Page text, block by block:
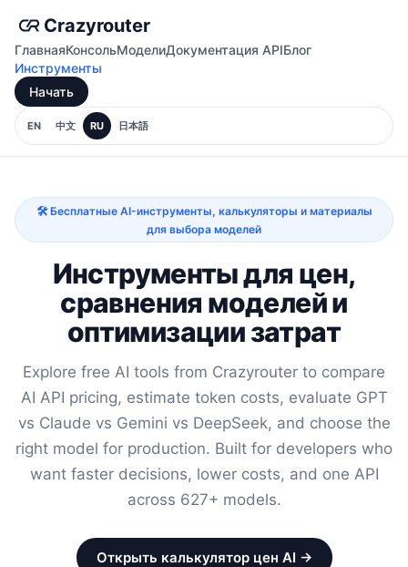
Crazyrouter
ГлавнаяКонсольМоделиДокументация APIБлог
Инструменты
EN 中文 RU 日本語
Начать
🛠️ Бесплатные AI-инструменты, калькуляторы и материалы
для выбора моделей
Инструменты для цен,
сравнения моделей и
оптимизации затрат
Explore free AI tools from Crazyrouter to compare
AI API pricing, estimate token costs, evaluate GPT
vs Claude vs Gemini vs DeepSeek, and choose the
right model for production. Built for developers who
want faster decisions, lower costs, and one API
across 627+ models.
Открыть калькулятор цен AI →